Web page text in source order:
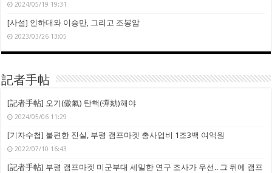
2024/05/19 19:31
[사설] 인하대와 이승만, 그리고 조봉암
2023/03/26 13:05
記者手帖
[記者手帖] 오기(傲氣) 탄핵(彈劾)해야
2024/05/06 11:29
[기자수첩] 불편한 진실, 부평 캠프마켓 총사업비 1조3백 여억원
2022/07/10 16:43
[記者手帖] 부평 캠프마켓 미군부대 세밀한 연구 조사가 우선.. 그 뒤에 캠프